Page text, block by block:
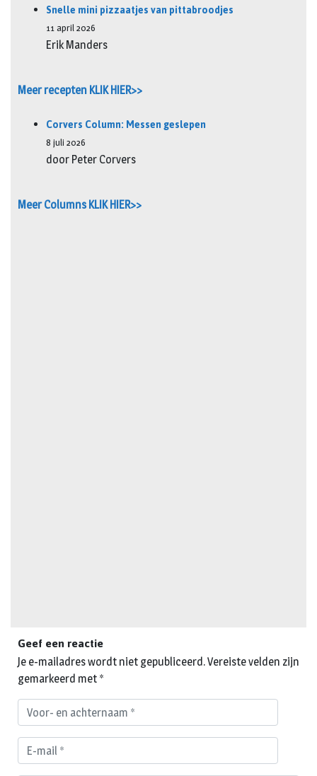
Snelle mini pizzaatjes van pittabroodjes
11 april 2026
Erik Manders
Meer recepten KLIK HIER>>
Corvers Column: Messen geslepen
8 juli 2026
door Peter Corvers
Meer Columns KLIK HIER>>
Geef een reactie
Je e-mailadres wordt niet gepubliceerd.Vereiste velden zijn
gemarkeerd met *